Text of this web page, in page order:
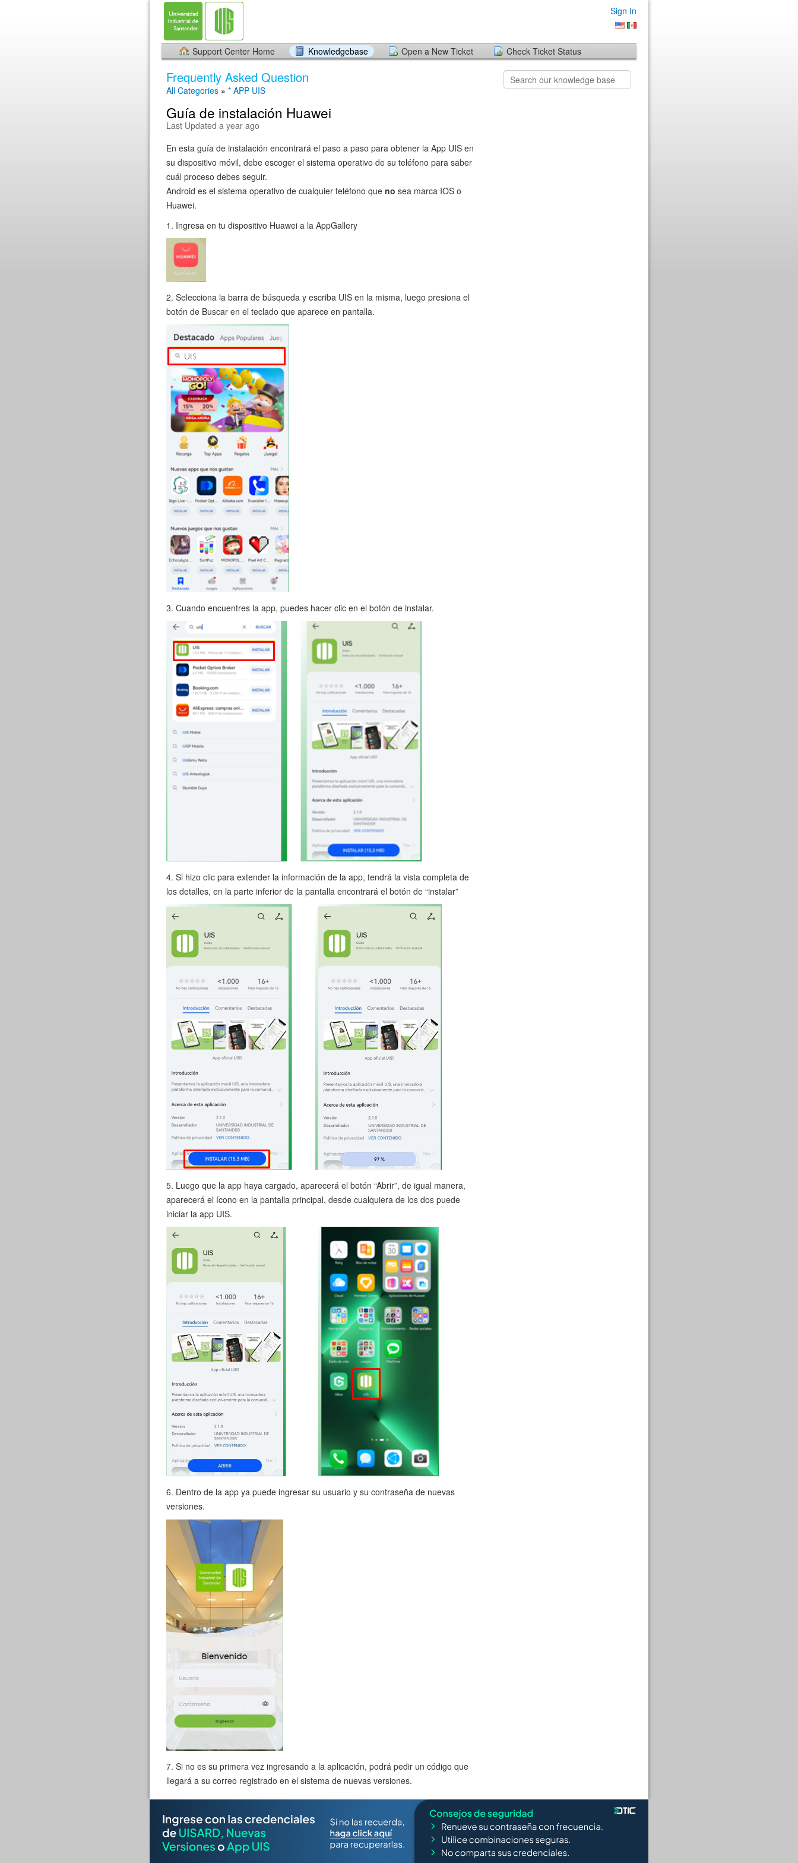
Sign In
Support Center Home Knowledgebase Open a New Ticket Check Ticket Status
Frequently Asked Question
All Categories » * APP UIS
Guía de instalación Huawei
Last Updated a year ago
En esta guía de instalación encontrará el paso a paso para obtener la App UIS en
su dispositivo móvil, debe escoger el sistema operativo de su teléfono para saber
cuál proceso debes seguir.
Android es el sistema operativo de cualquier teléfono que no sea marca IOS o
Huawei.
1. Ingresa en tu dispositivo Huawei a la AppGallery
2. Selecciona la barra de búsqueda y escriba UIS en la misma, luego presiona el
botón de Buscar en el teclado que aparece en pantalla.
3. Cuando encuentres la app, puedes hacer clic en el botón de instalar.
4. Si hizo clic para extender la información de la app, tendrá la vista completa de
los detalles, en la parte inferior de la pantalla encontrará el botón de “instalar”
5. Luego que la app haya cargado, aparecerá el botón “Abrir”, de igual manera,
aparecerá el ícono en la pantalla principal, desde cualquiera de los dos puede
iniciar la app UIS.
6. Dentro de la app ya puede ingresar su usuario y su contraseña de nuevas
versiones.
7. Si no es su primera vez ingresando a la aplicación, podrá pedir un código que
llegará a su correo registrado en el sistema de nuevas versiones.